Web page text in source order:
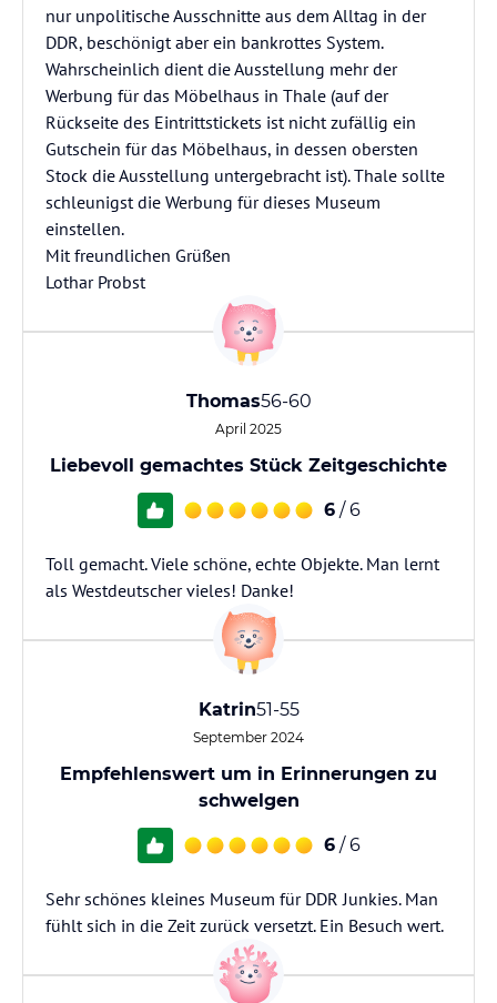
nur unpolitische Ausschnitte aus dem Alltag in der
DDR, beschönigt aber ein bankrottes System.
Wahrscheinlich dient die Ausstellung mehr der
Werbung für das Möbelhaus in Thale (auf der
Rückseite des Eintrittstickets ist nicht zufällig ein
Gutschein für das Möbelhaus, in dessen obersten
Stock die Ausstellung untergebracht ist). Thale sollte
schleunigst die Werbung für dieses Museum
einstellen.
Mit freundlichen Grüßen
Lothar Probst
Thomas56-60
April 2025
Liebevoll gemachtes Stück Zeitgeschichte
6 / 6
Toll gemacht. Viele schöne, echte Objekte. Man lernt
als Westdeutscher vieles! Danke!
Katrin51-55
September 2024
Empfehlenswert um in Erinnerungen zu
schwelgen
6 / 6
Sehr schönes kleines Museum für DDR Junkies. Man
fühlt sich in die Zeit zurück versetzt. Ein Besuch wert.